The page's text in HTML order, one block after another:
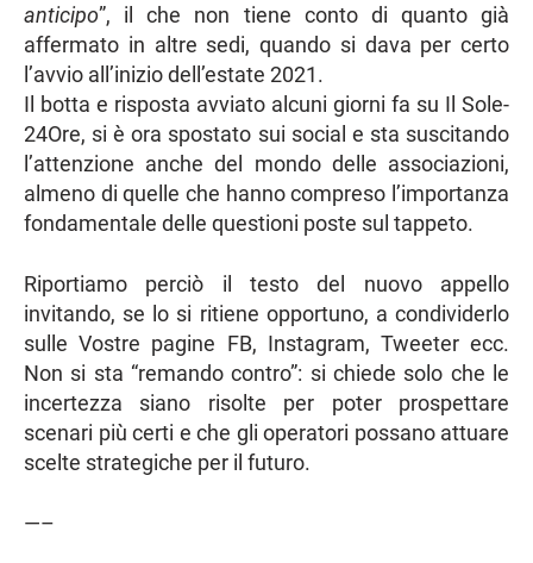
anticipo”, il che non tiene conto di quanto già
affermato in altre sedi, quando si dava per certo
l’avvio all’inizio dell’estate 2021.
Il botta e risposta avviato alcuni giorni fa su Il Sole-
24Ore, si è ora spostato sui social e sta suscitando
l’attenzione anche del mondo delle associazioni,
almeno di quelle che hanno compreso l’importanza
fondamentale delle questioni poste sul tappeto.
Riportiamo perciò il testo del nuovo appello
invitando, se lo si ritiene opportuno, a condividerlo
sulle Vostre pagine FB, Instagram, Tweeter ecc.
Non si sta “remando contro”: si chiede solo che le
incertezza siano risolte per poter prospettare
scenari più certi e che gli operatori possano attuare
scelte strategiche per il futuro.
—–